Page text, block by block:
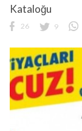
Kataloğu
26 9